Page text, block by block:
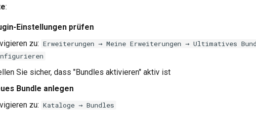
:
Einstellungen prüfen
zu: Erweiterungen → Meine Erweiterungen → Ultimatives
Sie sicher, dass "Bundles aktivieren" aktiv ist
Bundle anlegen
zu: Kataloge → Bundles